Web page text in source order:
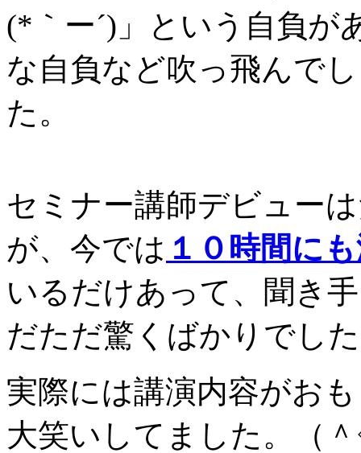
(*｀ー´)」という自負が
な自負など吹っ飛んで
た。
セミナー講師デビュー
が、今では １０時間に
いるだけあって、聞き
だただ驚くばかりでし
実際には講演内容がお
大笑いしてました。（